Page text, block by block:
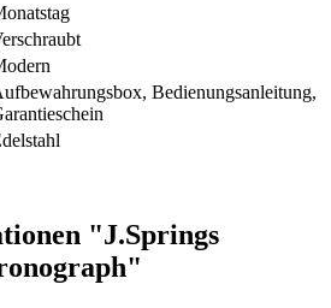
, Bedienungsanleitung,
"J.Springs